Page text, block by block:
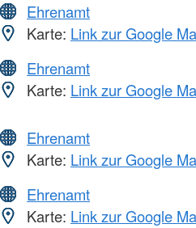
Ehrenamt
Karte: Link zur Google
Ehrenamt
Karte: Link zur Google
Ehrenamt
Karte: Link zur Google
Ehrenamt
Karte: Link zur Google